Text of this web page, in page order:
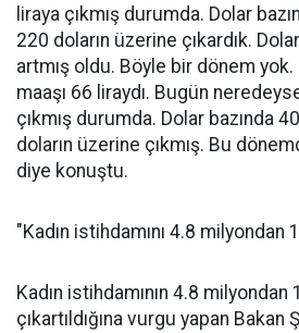
liraya çıkmış durumda. Dolar
220 doların üzerine çıkardık.
artmış oldu. Böyle bir dönem
maaşı 66 liraydı. Bugün
çıkmış durumda. Dolar bazında
doların üzerine çıkmış. Bu
diye konuştu.
"Kadın istihdamını 4.8 milyondan
Kadın istihdamının 4.8 milyondan
çıkartıldığına vurgu yapan Bakan